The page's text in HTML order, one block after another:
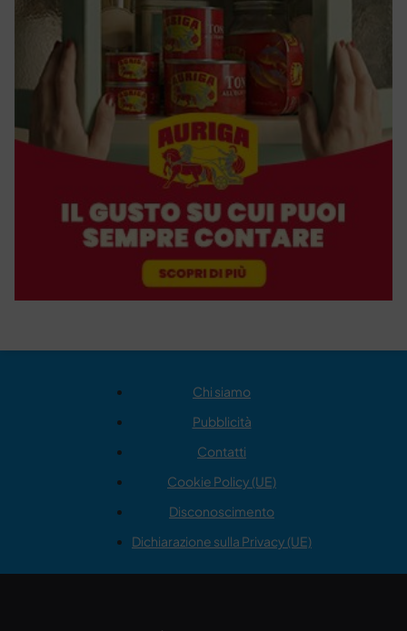
Chi siamo
Pubblicità
Contatti
Cookie Policy (UE)
Disconoscimento
Dichiarazione sulla Privacy (UE)